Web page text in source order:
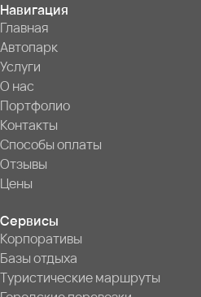
Навигация
Главная
Автопарк
Услуги
О нас
Портфолио
Контакты
Способы оплаты
Отзывы
Цены
Сервисы
Корпоративы
Базы отдыха
Туристические маршруты